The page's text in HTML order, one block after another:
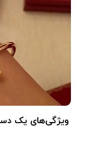
ویژگی‌های یک